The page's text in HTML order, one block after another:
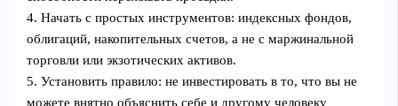
4. Начать с простых инструментов: индексных фондов,
облигаций, накопительных счетов, а не с маржинальной
торговли или экзотических активов.
5. Установить правило: не инвестировать в то, что вы не
можете внятно объяснить себе и другому человеку